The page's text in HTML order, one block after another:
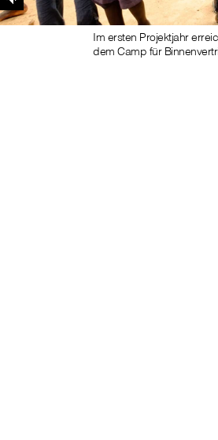
Im ersten Projektjahr
dem Camp für